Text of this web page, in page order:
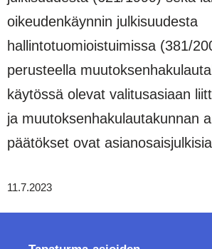
oikeudenkäynnin julkisuudesta
hallintotuomioistuimissa (381/
perusteella
käytössä olevat valitusasiaan
ja muutoksenhakulautakunnan
päätökset ovat
11.7.2023